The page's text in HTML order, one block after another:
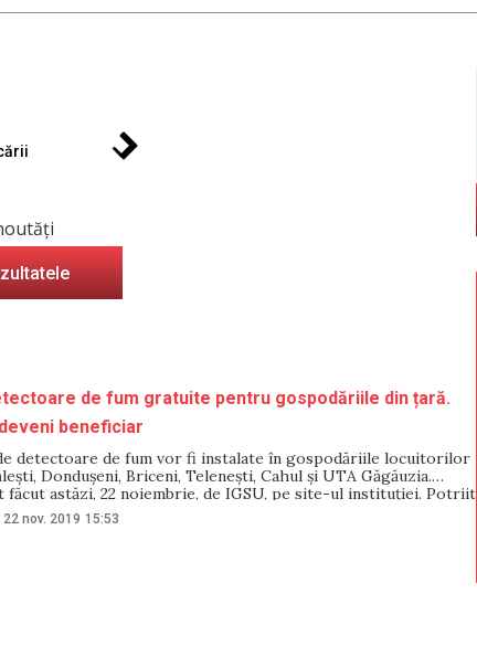
de fum gratuite pentru gospodăriile din țară.
beneficiar
detectoare de fum vor fi instalate în gospodăriile locuitorilor
Donduşeni, Briceni, Teleneşti, Cahul şi UTA Găgăuzia.
făcut astăzi, 22 noiembrie, de IGSU, pe site-ul instituției. Potriit
de presă, în anii precedenți au fost instalate 7094 de astfel de
22 nov. 2019 15:53